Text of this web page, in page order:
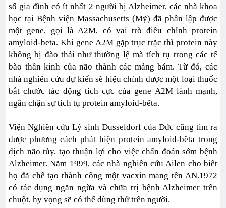
số gia đình có ít nhất 2 người bị Alzheimer, các nhà khoa
học tại Bệnh viện Massachusetts (Mỹ) đã phân lập được
một gene, gọi là A2M, có vai trò điều chỉnh protein
amyloid-beta. Khi gene A2M gặp trục trặc thì protein này
không bị đào thải như thường lệ mà tích tụ trong các tế
bào thần kinh của não thành các mảng bám. Từ đó, các
nhà nghiên cứu dự kiến sẽ hiệu chỉnh được một loại thuốc
bắt chước tác động tích cực của gene A2M lành mạnh,
ngăn chặn sự tích tụ protein amyloid-bêta.
Viện Nghiên cứu Lý sinh Dusseldorf của Đức cũng tìm ra
được phương cách phát hiện protein amyloid-bêta trong
dịch não tủy, tạo thuận lợi cho việc chẩn đoán sớm bệnh
Alzheimer. Năm 1999, các nhà nghiên cứu Ailen cho biết
họ đã chế tạo thành công một vacxin mang tên AN.1972
có tác dụng ngăn ngừa và chữa trị bệnh Alzheimer trên
chuột, hy vọng sẽ có thể dùng thử trên người.